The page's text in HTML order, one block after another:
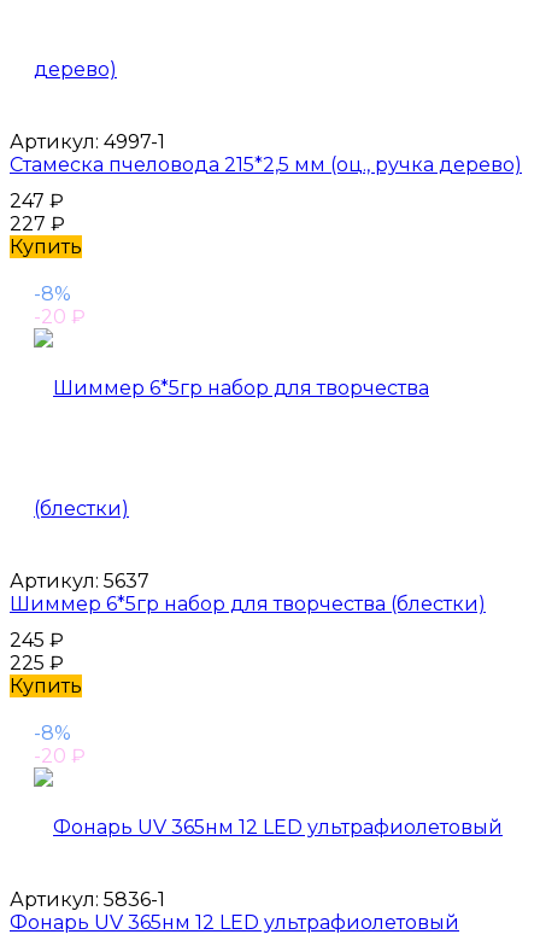
Артикул: 4997-1
Стамеска пчеловода 215*2,5 мм (оц., ручка дерево)
247 ₽
227 ₽
Купить
-8%
-20 ₽
Артикул: 5637
Шиммер 6*5гр набор для творчества (блестки)
245 ₽
225 ₽
Купить
-8%
-20 ₽
Артикул: 5836-1
Фонарь UV 365нм 12 LED ультрафиолетовый